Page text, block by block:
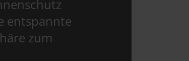
entspannte
zum